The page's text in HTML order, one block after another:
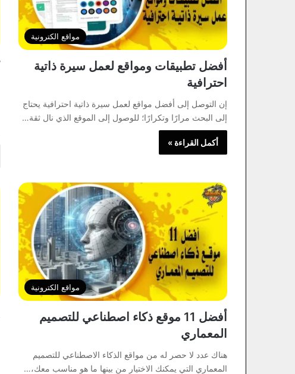
مواقع الكترونية
أفضل تطبيقات ومواقع لعمل سيرة ذاتية
احترافية
إن التوصل إلى أفضل مواقع لعمل سيرة ذاتية احترافية يحتاج
إلى البحث مرارًا وتكرارًا؛ للوصول إلى الموقع الذي نال ثقة…
أكمل القراءة »
مواقع الكترونية
أفضل 11 موقع ذكاء اصطناعي للتصميم
المعماري
هناك عدد لا حصر له من مواقع الذكاء الاصطناعي للتصميم
المعماري التي يمكنك الاختيار من بينها ما هو مناسب معك،…